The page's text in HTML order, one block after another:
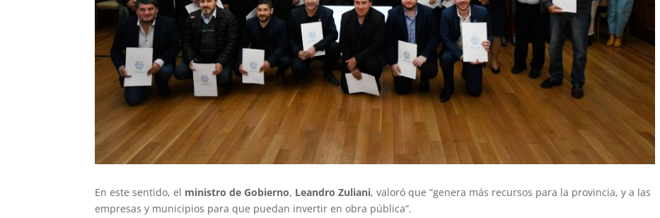
En este sentido, el ministro de Gobierno, Leandro Zuliani, valoró que “genera más recursos para la provincia, y a las
empresas y municipios para que puedan invertir en obra pública”.